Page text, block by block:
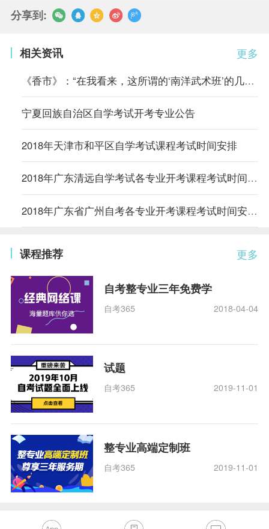
分享到:
更多
相关资讯
《香市》：“在我看来，这所谓的‘南洋武术班’的几套把式比起从前
宁夏回族自治区自学考试开考专业公告
2018年天津市和平区自学考试课程考试时间安排
2018年广东清远自学考试各专业开考课程考试时间安排的通知
2018年广东省广州自考各专业开考课程考试时间安排的通知
更多
课程推荐
自考整专业三年免费学
自考365 2018-04-04
试题
自考365 2019-11-01
整专业高端定制班
自考365 2019-11-01